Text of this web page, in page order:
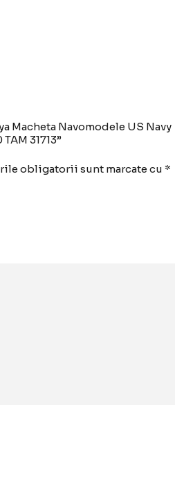
Macheta Navomodele US Navy
31713”
obligatorii sunt marcate cu *